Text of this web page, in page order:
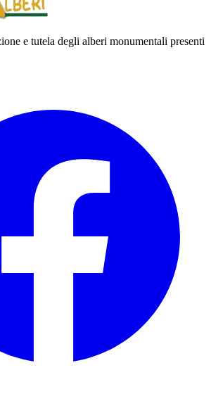
e tutela degli alberi monumentali presenti